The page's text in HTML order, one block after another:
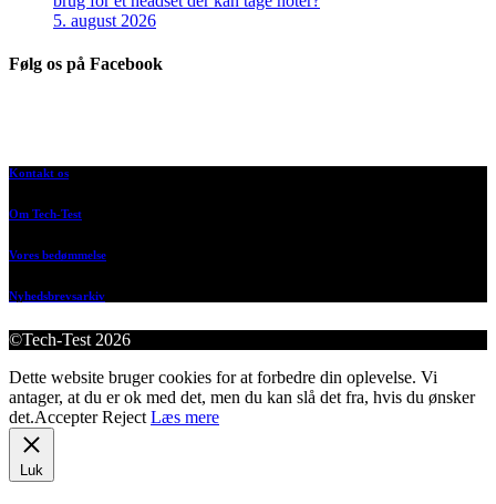
5. august 2026
Følg os på Facebook
Kontakt os
Om Tech-Test
Vores bedømmelse
Nyhedsbrevsarkiv
©Tech-Test 2026
Dette website bruger cookies for at forbedre din oplevelse. Vi
antager, at du er ok med det, men du kan slå det fra, hvis du ønsker
det.Accepter Reject Læs mere
Luk